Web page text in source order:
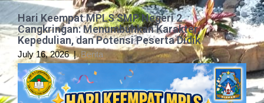
Hari Keempat MPLS SMP Negeri 2
Cangkringan: Menumbuhkan Karakter,
Kepedulian, dan Potensi Peserta Didik
July 16, 2026 |Berita